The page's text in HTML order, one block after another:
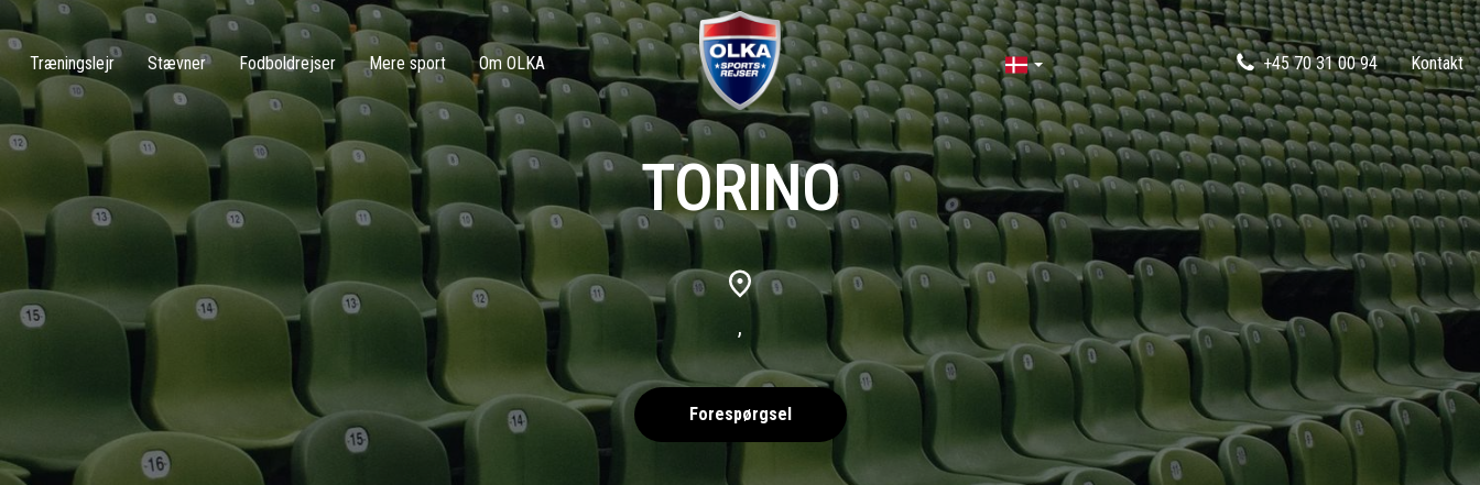
Træningslejr Stævner Fodboldrejser Mere sport Om OLKA +45 70 31 00 94 Kontakt
TORINO
,
Forespørgsel